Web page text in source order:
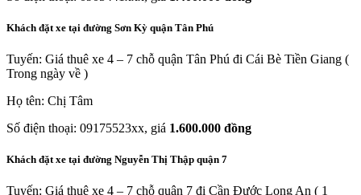
Khách đặt xe tại đường Sơn Kỳ quận Tân Phú
Tuyến: Giá thuê xe 4 – 7 chỗ quận Tân Phú đi Cái Bè Tiền Giang (
Trong ngày về )
Họ tên: Chị Tâm
Số điện thoại: 09175523xx, giá 1.600.000 đồng
Khách đặt xe tại đường Nguyễn Thị Thập quận 7
Tuyến: Giá thuê xe 4 – 7 chỗ quận 7 đi Cần Đước Long An ( 1